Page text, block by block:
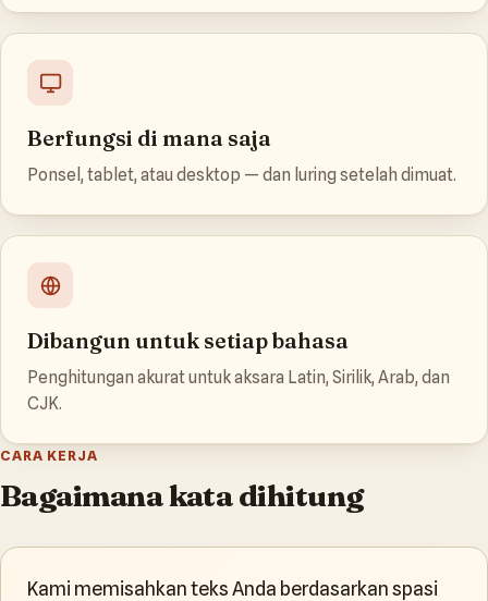
Berfungsi di mana saja
Ponsel, tablet, atau desktop — dan luring setelah dimuat.
Dibangun untuk setiap bahasa
Penghitungan akurat untuk aksara Latin, Sirilik, Arab, dan
CJK.
CARA KERJA
Bagaimana kata dihitung
Kami memisahkan teks Anda berdasarkan spasi